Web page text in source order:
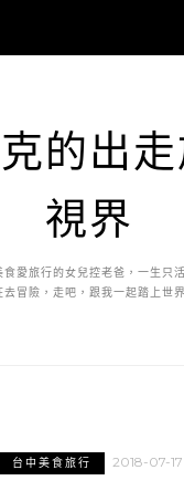
的出
視界
食愛旅行的女兒控老爸，一生只
去冒險，走吧，跟我一起踏上世
台中美食旅行 2018-07-17